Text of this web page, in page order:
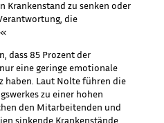
Krankenstand zu senken oder
die
dass 85 Prozent der
eine geringe emotionale
haben. Laut Nolte führen die
zu einer hohen
den Mitarbeitenden und
sinkende Krankenstände